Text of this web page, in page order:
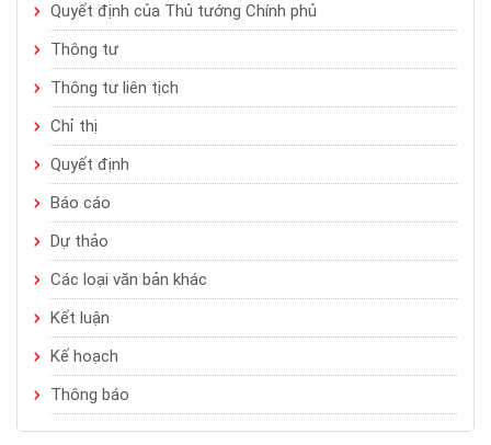
Quyết định của Thủ tướng Chính phủ
Thông tư
Thông tư liên tịch
Chỉ thị
Quyết định
Báo cáo
Dự thảo
Các loại văn bản khác
Kết luận
Kế hoạch
Thông báo